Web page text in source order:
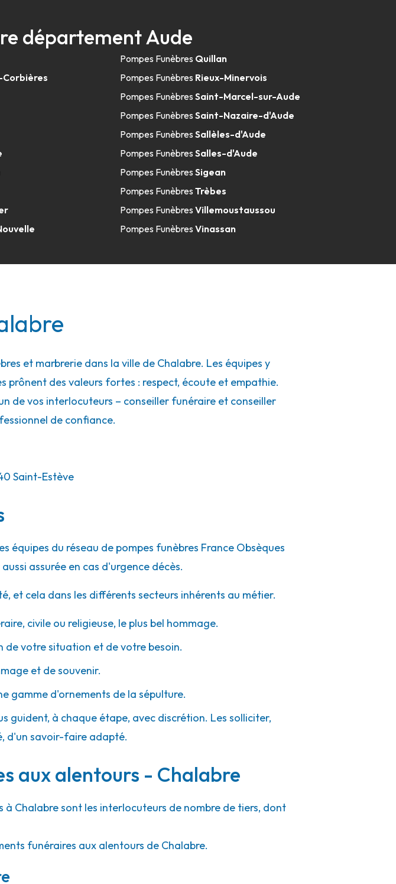
département Aude
Corbières
Pompes Funèbres Quillan
Pompes Funèbres Rieux-Minervois
Pompes FunèbresSaint-Marcel-sur-Aude
Pompes FunèbresSaint-Nazaire-d'Aude
Pompes FunèbresSallèles-d'Aude
Pompes FunèbresSalles-d'Aude
Pompes FunèbresSigean
Pompes FunèbresTrèbes
Pompes FunèbresVillemoustaussou
Pompes FunèbresVinassan
et marbrerie dans la ville de Chalabre. Les équipes y
des valeurs fortes : respect, écoute et empathie.
de vos interlocuteurs – conseiller funéraire et conseiller
de confiance.
Saint-Estève
équipes du réseau de pompes funèbres France Obsèques
assurée en cas d'urgence décès.
et cela dans les différents secteurs inhérents au métier.
civile ou religieuse, le plus bel hommage.
de votre situation et de votre besoin.
et de souvenir.
gamme d'ornements de la sépulture.
guident, à chaque étape, avec discrétion. Les solliciter,
d'un savoir-faire adapté.
aux alentours - Chalabre
Chalabre sont les interlocuteurs de nombre de tiers, dont
funéraires aux alentours de Chalabre.